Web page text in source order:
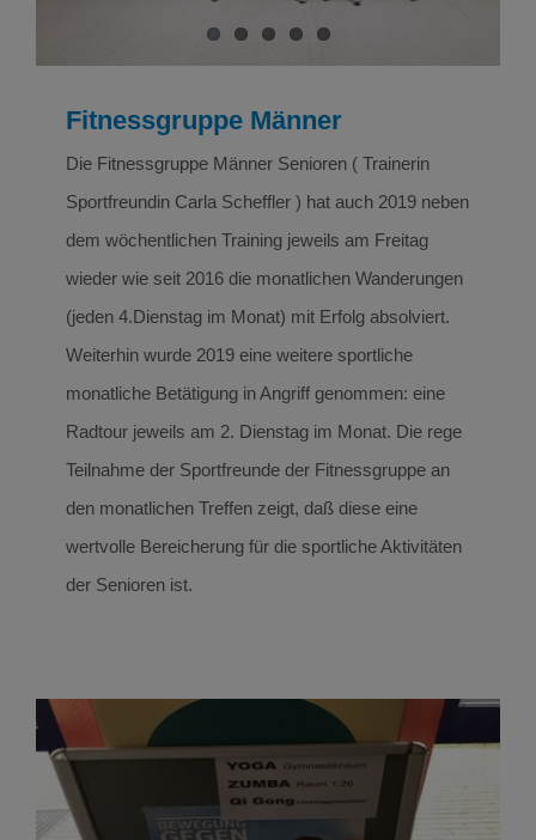
Fitnessgruppe Männer
Die Fitnessgruppe Männer Senioren ( Trainerin
Sportfreundin Carla Scheffler ) hat auch 2019 neben
dem wöchentlichen Training jeweils am Freitag
wieder wie seit 2016 die monatlichen Wanderungen
(jeden 4.Dienstag im Monat) mit Erfolg absolviert.
Weiterhin wurde 2019 eine weitere sportliche
monatliche Betätigung in Angriff genommen: eine
Radtour jeweils am 2. Dienstag im Monat. Die rege
Teilnahme der Sportfreunde der Fitnessgruppe an
den monatlichen Treffen zeigt, daß diese eine
wertvolle Bereicherung für die sportliche Aktivitäten
der Senioren ist.